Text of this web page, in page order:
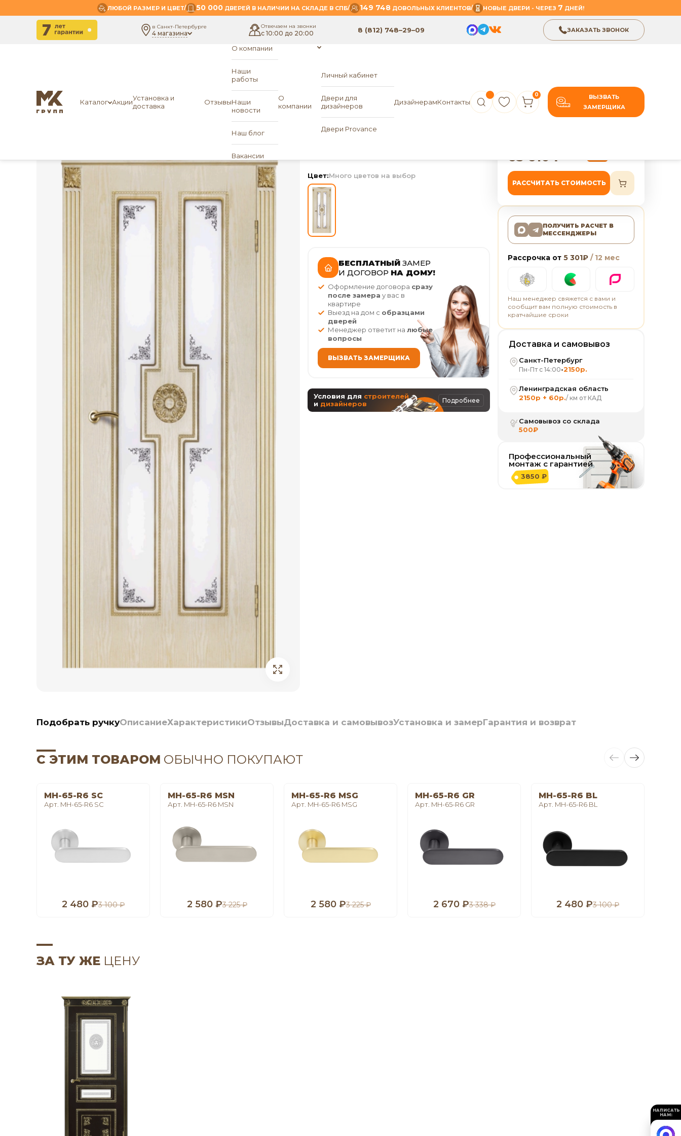
ЛЮБОЙ РАЗМЕР И ЦВЕТ/ 50 000ДВЕРЕЙ В НАЛИЧИИ НА СКЛАДЕ В СПБ/ 149 748ДОВОЛЬНЫХ КЛИЕНТОВ/ НОВЫЕ ДВЕРИ - ЧЕРЕЗ 7 ДНЕЙ!
в Санкт-Петербурге
4 магазина
Отвечаем на звонки
с 10:00 до 20:00 8 (812) 748–29–09 ЗАКАЗАТЬ ЗВОНОК
Каталог АкцииУстановка и
доставка
Отзывы
О
компании
О компании
Наши
работы
Наши
новости
Наш блог
Вакансии
Дизайнерам
Личный кабинет
Двери для
дизайнеров
Двери Provance
Контакты
0
ВЫЗВАТЬ
ЗАМЕРЩИКА
Главная
ПО Посейдон (белое ст.)
Цвет:Много цветов на выбор
БЕСПЛАТНЫЙ ЗАМЕР
И ДОГОВОР НА ДОМУ!
Оформление договора сразу
после замера у вас в
квартире
Выезд на дом с образцами
дверей
Менеджер ответит на любые
вопросы
ВЫЗВАТЬ ЗАМЕРЩИКА
Условия для строителей
и дизайнеров Подробнее
63 610₽
РАССЧИТАТЬ СТОИМОСТЬ
ПОЛУЧИТЬ РАСЧЕТ В
МЕССЕНДЖЕРЫ
Рассрочка от 5 301₽ / 12 мес
Наш менеджер свяжется с вами и
сообщит вам полную стоимость в
кратчайшие сроки
Доставка и самовывоз
Санкт-Петербург
Пн-Пт с 14:00•2150р.
Ленинградская область
2150р + 60р./ км от КАД
Самовывоз со склада
500₽
Профессиональный
монтаж с гарантией
3850 ₽
Подобрать ручкуОписаниеХарактеристикиОтзывыДоставка и самовывозУстановка и замерГарантия и возврат
С ЭТИМ ТОВАРОМ ОБЫЧНО ПОКУПАЮТ
MH-65-R6 SC
Арт. MH-65-R6 SC
2 480 ₽3 100 ₽
MH-65-R6 MSN
Арт. MH-65-R6 MSN
2 580 ₽3 225 ₽
MH-65-R6 MSG
Арт. MH-65-R6 MSG
2 580 ₽3 225 ₽
MH-65-R6 GR
Арт. MH-65-R6 GR
2 670 ₽3 338 ₽
MH-65-R6 BL
Арт. MH-65-R6 BL
2 480 ₽3 100 ₽
ЗА ТУ ЖЕ ЦЕНУ
НАПИСАТЬ
НАМ: